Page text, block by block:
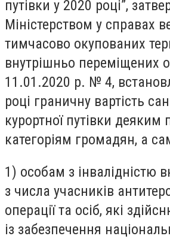
путівки у 2020 році”,
Міністерством у справах
тимчасово окупованих
внутрішньо переміщених
11.01.2020 р. № 4,
році граничну вартість
курортної путівки деяким
категоріям громадян, а
1) особам з інвалідністю
з числа учасників
операції та осіб, які
із забезпечення